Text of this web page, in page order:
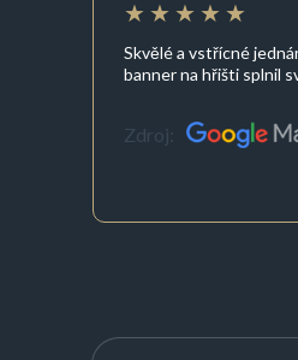
Skvělé a vstřícné
banner na hřišti splnil
Zdroj: